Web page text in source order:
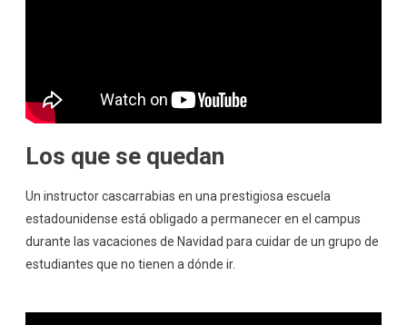
Los que se quedan
Un instructor cascarrabias en una prestigiosa escuela
estadounidense está obligado a permanecer en el campus
durante las vacaciones de Navidad para cuidar de un grupo de
estudiantes que no tienen a dónde ir.